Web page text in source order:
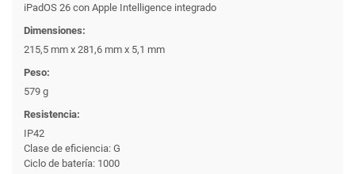
iPadOS 26 con Apple Intelligence integrado
Dimensiones:
215,5 mm x 281,6 mm x 5,1 mm
Peso:
579 g
Resistencia:
IP42
Clase de eficiencia: G
Ciclo de batería: 1000